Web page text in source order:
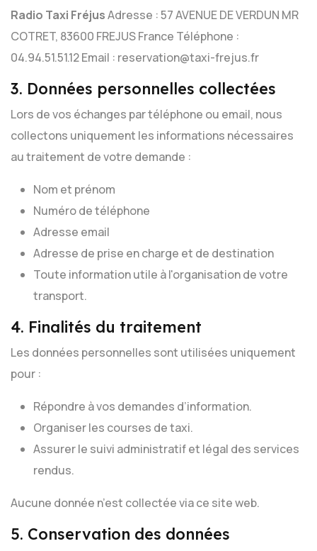
Radio Taxi FréjusAdresse : 57 AVENUE DE VERDUN MR
COTRET, 83600 FREJUS France Téléphone :
04.94.51.51.12Email : reservation@taxi-frejus.fr
3. Données personnelles collectées
Lors de vos échanges par téléphone ou email, nous
collectons uniquement les informations nécessaires
au traitement de votre demande :
Nom et prénom
Numéro de téléphone
Adresse email
Adresse de prise en charge et de destination
Toute information utile à l'organisation de votre
transport.
4. Finalités du traitement
Les données personnelles sont utilisées uniquement
pour :
Répondre à vos demandes d’information.
Organiser les courses de taxi.
Assurer le suivi administratif et légal des services
rendus.
Aucune donnée n’est collectée via ce site web.
5. Conservation des données